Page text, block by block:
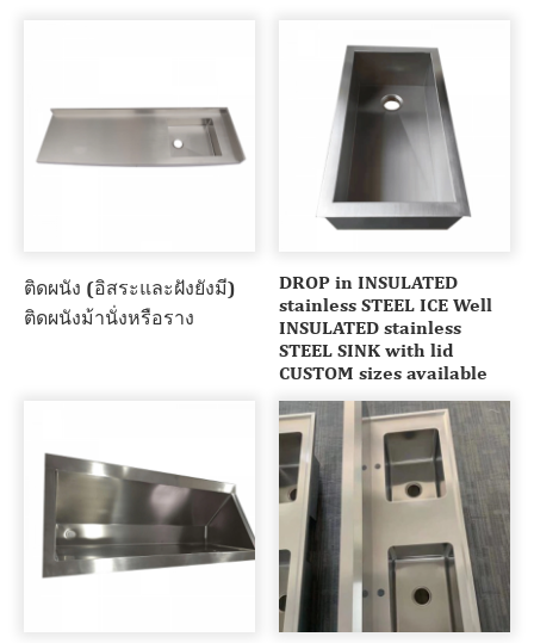
ติดผนัง (อิสระและฝังยังมี)
ติดผนังม้านั่งหรือราง
DROP in INSULATED
stainless STEEL ICE Well
INSULATED stainless
STEEL SINK with lid
CUSTOM sizes available